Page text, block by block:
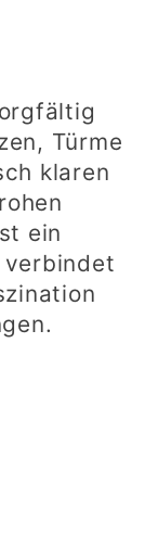
Türme
klaren
ein